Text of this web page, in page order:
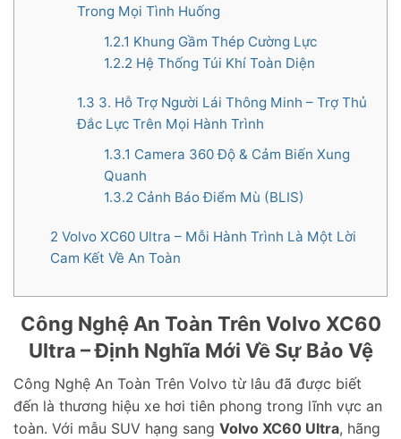
Trong Mọi Tình Huống
1.2.1 Khung Gầm Thép Cường Lực
1.2.2 Hệ Thống Túi Khí Toàn Diện
1.3 3. Hỗ Trợ Người Lái Thông Minh – Trợ Thủ
Đắc Lực Trên Mọi Hành Trình
1.3.1 Camera 360 Độ & Cảm Biến Xung
Quanh
1.3.2 Cảnh Báo Điểm Mù (BLIS)
2 Volvo XC60 Ultra – Mỗi Hành Trình Là Một Lời
Cam Kết Về An Toàn
Công Nghệ An Toàn Trên Volvo XC60
Ultra – Định Nghĩa Mới Về Sự Bảo Vệ
Công Nghệ An Toàn Trên Volvo từ lâu đã được biết
đến là thương hiệu xe hơi tiên phong trong lĩnh vực an
toàn. Với mẫu SUV hạng sang Volvo XC60 Ultra, hãng